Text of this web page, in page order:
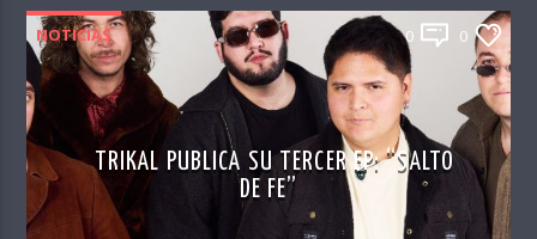
NOTICIAS 0 0
TRIKAL PUBLICA SU TERCER EP: “SALTO
DE FE”